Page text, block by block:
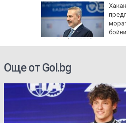
Украйна (ВИДЕО)
Още от Gol.bg